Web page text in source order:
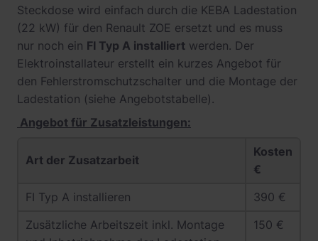
Steckdose wird einfach durch die KEBA Ladestation
(22 kW) für den Renault ZOE ersetzt und es muss
nur noch ein FI Typ A installiert werden. Der
Elektroinstallateur erstellt ein kurzes Angebot für
den Fehlerstromschutzschalter und die Montage der
Ladestation (siehe Angebotstabelle).
Angebot für Zusatzleistungen:
Art der Zusatzarbeit
Kosten
€
FI Typ A installieren
390 €
Zusätzliche Arbeitszeit inkl. Montage
150 €